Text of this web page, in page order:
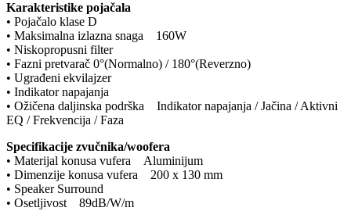
Karakteristike pojačala
• Pojačalo klase D
• Maksimalna izlazna snaga 160W
• Niskopropusni filter
• Fazni pretvarač 0°(Normalno) / 180°(Reverzno)
• Ugrađeni ekvilajzer
• Indikator napajanja
• Ožičena daljinska podrška Indikator napajanja / Jačina / Aktivni
EQ / Frekvencija / Faza
Specifikacije zvučnika/woofera
• Materijal konusa vufera Aluminijum
• Dimenzije konusa vufera 200 x 130 mm
• Speaker Surround
• Osetljivost 89dB/W/m